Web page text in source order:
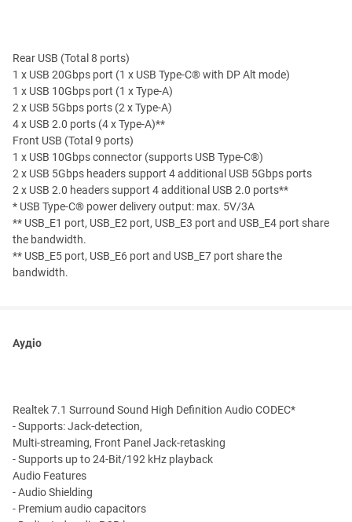
Rear USB (Total 8 ports)
1 x USB 20Gbps port (1 x USB Type-C® with DP Alt mode)
1 x USB 10Gbps port (1 x Type-A)
2 x USB 5Gbps ports (2 x Type-A)
4 x USB 2.0 ports (4 x Type-A)**
Front USB (Total 9 ports)
1 x USB 10Gbps connector (supports USB Type-C®)
2 x USB 5Gbps headers support 4 additional USB 5Gbps ports
2 x USB 2.0 headers support 4 additional USB 2.0 ports**
* USB Type-C® power delivery output: max. 5V/3A
** USB_E1 port, USB_E2 port, USB_E3 port and USB_E4 port share
the bandwidth.
** USB_E5 port, USB_E6 port and USB_E7 port share the
bandwidth.
Аудіо
Realtek 7.1 Surround Sound High Definition Audio CODEC*
- Supports: Jack-detection,
Multi-streaming, Front Panel Jack-retasking
- Supports up to 24-Bit/192 kHz playback
Audio Features
- Audio Shielding
- Premium audio capacitors